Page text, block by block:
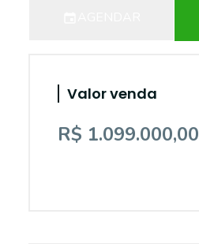
Valor venda
R$ 1.099.000,00